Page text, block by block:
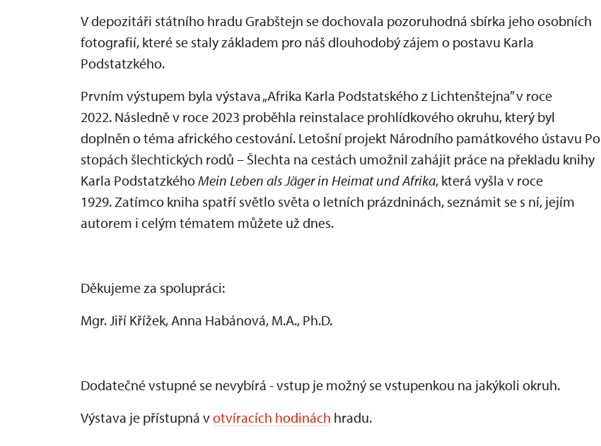
V depozitáři státního hradu Grabštejn se dochovala pozoruhodná sbírka jeho osobních
fotografií, které se staly základem pro náš dlouhodobý zájem o postavu Karla
Podstatzkého.
Prvním výstupem byla výstava „Afrika Karla Podstatského z Lichtenštejna” v roce
2022. Následně v roce 2023 proběhla reinstalace prohlídkového okruhu, který byl
doplněn o téma afrického cestování. Letošní projekt Národního památkového ústavu Po
stopách šlechtických rodů – Šlechta na cestách umožnil zahájit práce na překladu knihy
Karla PodstatzkéhoMein Leben als Jäger in Heimat und Afrika, která vyšla v roce
1929. Zatímco kniha spatří světlo světa o letních prázdninách, seznámit se s ní, jejím
autorem i celým tématem můžete už dnes.
Děkujeme za spolupráci:
Mgr. Jiří Křížek, Anna Habánová, M.A., Ph.D.
Dodatečné vstupné se nevybírá - vstup je možný se vstupenkou na jakýkoli okruh.
Výstava je přístupná votvíracích hodinách hradu.